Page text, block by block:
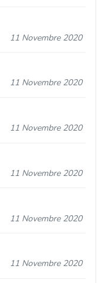
11 Novembre 2020
11 Novembre 2020
11 Novembre 2020
11 Novembre 2020
11 Novembre 2020
11 Novembre 2020